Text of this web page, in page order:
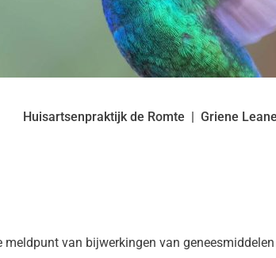
Huisartsenpraktijk de Romte Griene Leane
van bijwerkingen van